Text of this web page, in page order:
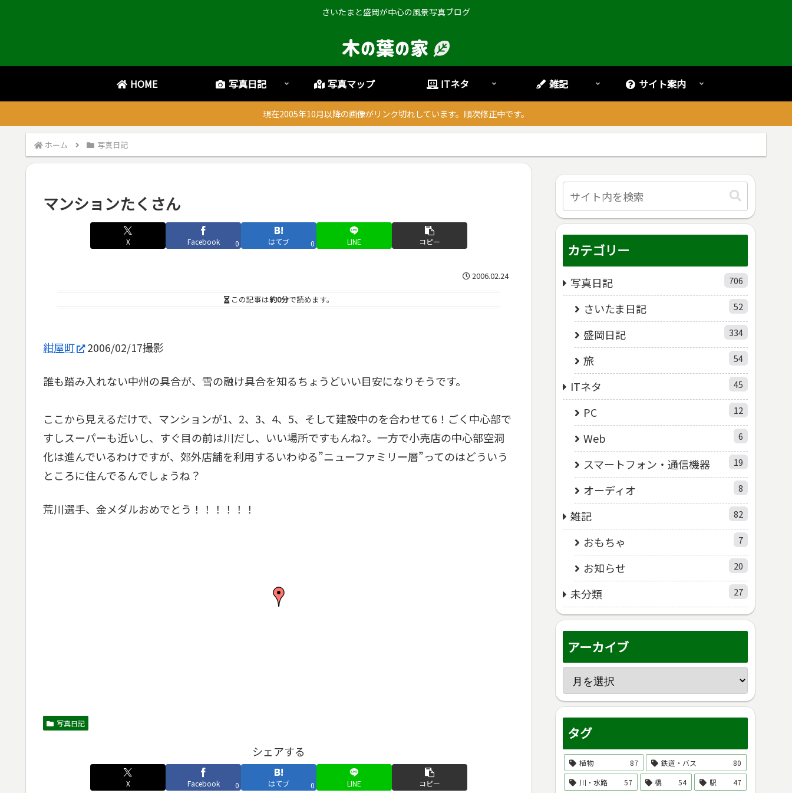
さいたまと盛岡が中心の風景写真ブログ
HOME 写真日記 写真マップ ITネタ 雑記 サイト案内
現在2005年10月以降の画像がリンク切れしています。順次修正中です。
ホーム 写真日記
マンションたくさん
X Facebook 0 はてブ 0 LINE コピー
2006.02.24
この記事は約0分で読めます。
紺屋町 2006/02/17撮影
誰も踏み入れない中州の具合が、雪の融け具合を知るちょうどいい目安になりそうです。
ここから見えるだけで、マンションが1、2、3、4、5、そして建設中のを合わせて6！ごく中心部で
すしスーパーも近いし、すぐ目の前は川だし、いい場所ですもんね?。一方で小売店の中心部空洞
化は進んでいるわけですが、郊外店舗を利用するいわゆる”ニューファミリー層”ってのはどういう
ところに住んでるんでしょうね？
荒川選手、金メダルおめでとう！！！！！！
写真日記
シェアする
X Facebook 0 はてブ 0 LINE コピー
カテゴリー
写真日記 706
さいたま日記 52
盛岡日記 334
旅 54
ITネタ 45
PC 12
Web 6
スマートフォン・通信機器 19
オーディオ 8
雑記 82
おもちゃ 7
お知らせ 20
未分類 27
アーカイブ
タグ
植物 87 鉄道・バス
80
川・水路
57 橋 54 駅
47